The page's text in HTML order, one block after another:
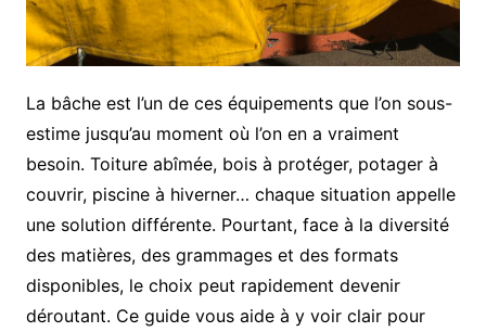
La bâche est l’un de ces équipements que l’on sous-
estime jusqu’au moment où l’on en a vraiment
besoin. Toiture abîmée, bois à protéger, potager à
couvrir, piscine à hiverner… chaque situation appelle
une solution différente. Pourtant, face à la diversité
des matières, des grammages et des formats
disponibles, le choix peut rapidement devenir
déroutant. Ce guide vous aide à y voir clair pour